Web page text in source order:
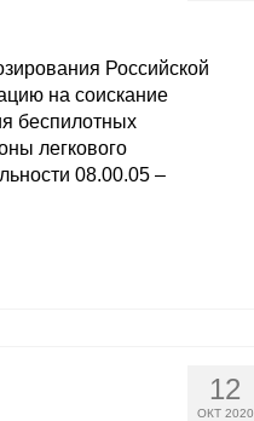
Российской
на соискание
беспилотных
легкового
08.00.05 –
12
ОКТ 2020